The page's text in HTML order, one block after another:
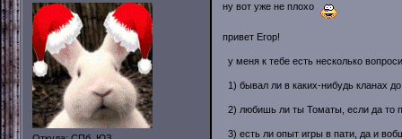
ну вот уже не плохо
привет Егор!
у меня к тебе есть несколько
1) бывал ли в каких-нибудь кланах
2) любишь ли ты Томаты, если да то
3) есть ли опыт игры в пати, да и